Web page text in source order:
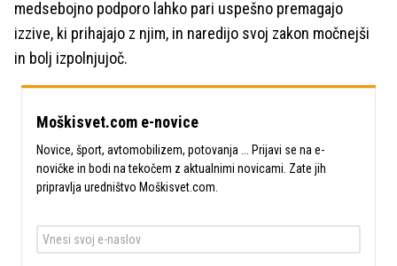
medsebojno podporo lahko pari uspešno premagajo
izzive, ki prihajajo z njim, in naredijo svoj zakon močnejši
in bolj izpolnjujoč.
Moškisvet.com e-novice
Novice, šport, avtomobilizem, potovanja ... Prijavi se na e-
novičke in bodi na tekočem z aktualnimi novicami. Zate jih
pripravlja uredništvo Moškisvet.com.